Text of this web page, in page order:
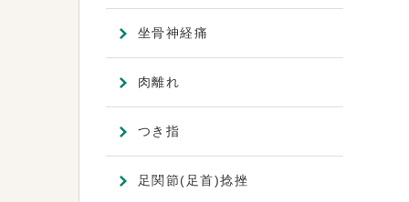
坐骨神経痛
肉離れ
つき指
足関節(足首)捻挫